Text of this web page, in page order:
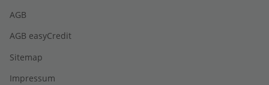
AGB
AGB easyCredit
Sitemap
Impressum